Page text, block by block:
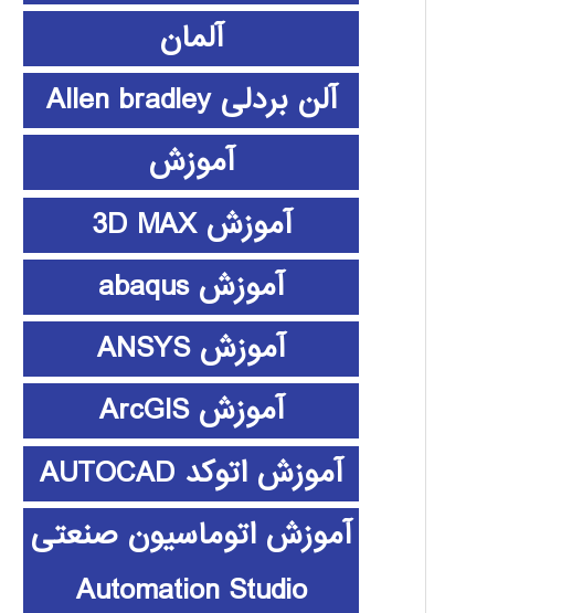
آلمان
آلن بردلی Allen bradley
آموزش
آموزش 3D MAX
آموزش abaqus
آموزش ANSYS
آموزش ArcGIS
آموزش اتوکد AUTOCAD
آموزش اتوماسیون صنعتی
Automation Studio